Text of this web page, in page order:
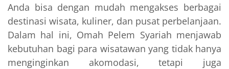
Anda bisa dengan mudah mengakses berbagai
destinasi wisata, kuliner, dan pusat perbelanjaan.
Dalam hal ini, Omah Pelem Syariah menjawab
kebutuhan bagi para wisatawan yang tidak hanya
menginginkan akomodasi, tetapi juga